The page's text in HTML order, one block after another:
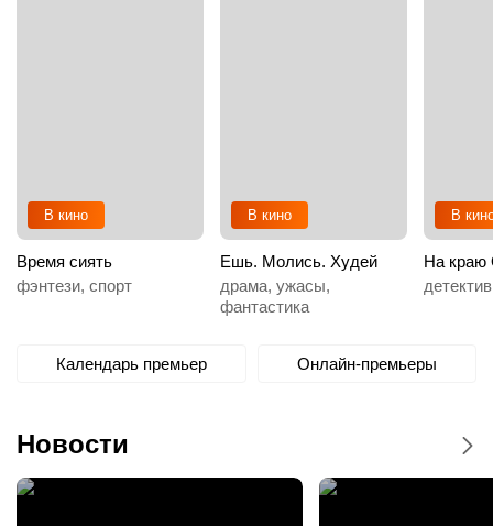
Календарь премьер Онлайн-премьеры
В кино
Время сиять
фэнтези, спорт
В кино
Ешь. Молись. Худей
драма, ужасы,
фантастика
В
На краю
Новости